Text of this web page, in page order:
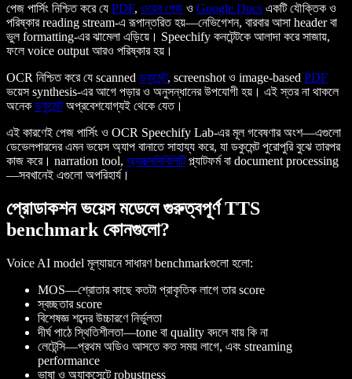
পেজ পার্সিং নিশ্চিত করে যে PDF, ওয়েব পেজ ও Google Docs একটি যৌক্তিক ও
পরিষ্কার reading stream-এ রূপান্তরিত হয়—নেভিগেশন, বারবার আসা header বা
ভুল formatting-এর ঝামেলা এড়িয়ে। Speechify কনটেন্টকে আলাদা করে সাজায়,
ফলে voice output আরও পরিষ্কার হয়।
OCR নিশ্চিত করে যে scanned ডকুমেন্ট, screenshot ও image-based PDF
ভয়েস synthesis-এর আগে পড়ার ও অনুসন্ধানের উপযোগী হয়। এই স্তর না থাকলে
অনেক ডকুমেন্টঅপ্রবেশযোগ্যই থেকে যেত।
এই কারণেই পেজ পার্সিং ও OCR Speechify Lab-এর মূল গবেষণার অংশ—এগুলো
ডেভেলপারদের এমন ভয়েস অ্যাপ বানাতে সাহায্য করে, যা ডকুমেন্ট পুরোপুরি বুঝে তারপর
কাজ করে। narration tool, অ্যাক্সেসিবিলিটিপ্ল্যাটফর্ম বা document processing
—সবখানেই এগুলো অপরিহার্য।
প্রোডাকশন ভয়েস মডেলে গুরুত্বপূর্ণ TTS
benchmark কোনগুলো?
Voice AI model মূল্যায়নে সাধারণ benchmarkগুলো হলো:
MOS—শ্রোতার কাছে কতটা প্রাকৃতিক লাগে তার score
স্বচ্ছতার score
বিশেষজ্ঞ শব্দের উচ্চারণে নির্ভুলতা
দীর্ঘ পাঠে স্থিতিশীলতা—tone বা quality বদলে যায় কি না
লেটেন্সি—প্রথম অডিও আসতে কত সময় লাগে, এবং streaming
performance
ভাষা ও অ্যাকসেন্টে robustness